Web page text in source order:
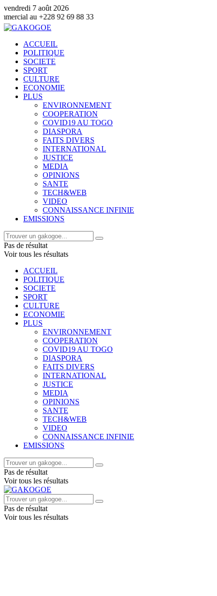
vendredi 7 août 2026
+228 92 69 88 33
ACCUEIL
POLITIQUE
SOCIETE
SPORT
CULTURE
ECONOMIE
PLUS
ENVIRONNEMENT
COOPERATION
COVID19 AU TOGO
DIASPORA
FAITS DIVERS
INTERNATIONAL
JUSTICE
MEDIA
OPINIONS
SANTE
TECH&WEB
VIDEO
CONNAISSANCE INFINIE
EMISSIONS
Pas de résultat
Voir tous les résultats
ACCUEIL
POLITIQUE
SOCIETE
SPORT
CULTURE
ECONOMIE
PLUS
ENVIRONNEMENT
COOPERATION
COVID19 AU TOGO
DIASPORA
FAITS DIVERS
INTERNATIONAL
JUSTICE
MEDIA
OPINIONS
SANTE
TECH&WEB
VIDEO
CONNAISSANCE INFINIE
EMISSIONS
Pas de résultat
Voir tous les résultats
Pas de résultat
Voir tous les résultats